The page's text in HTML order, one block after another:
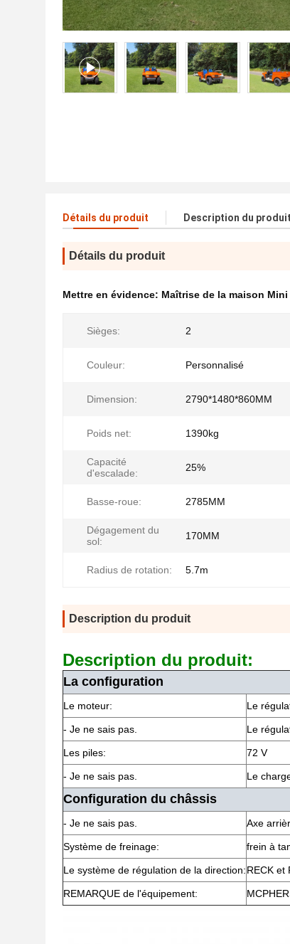
Détails du produit Description du produit
Détails du produit
Mettre en évidence: Maîtrise de la maison
Sièges: 2
Couleur: Personnalisé
Dimension: 2790*1480*860MM
Poids net: 1390kg
Capacité
d'escalade:
25%
Basse-roue: 2785MM
Dégagement du
sol:
170MM
Radius de rotation: 5.7m
Description du produit
Description du produit:
La configuration
Le moteur: Le
- Je ne sais pas. Le
Les piles: 72 V
- Je ne sais pas. Le
Configuration du châssis
- Je ne sais pas. Axe
Système de freinage: frein à
Le système de régulation de la direction:RECK et
REMARQUE de l'équipement: